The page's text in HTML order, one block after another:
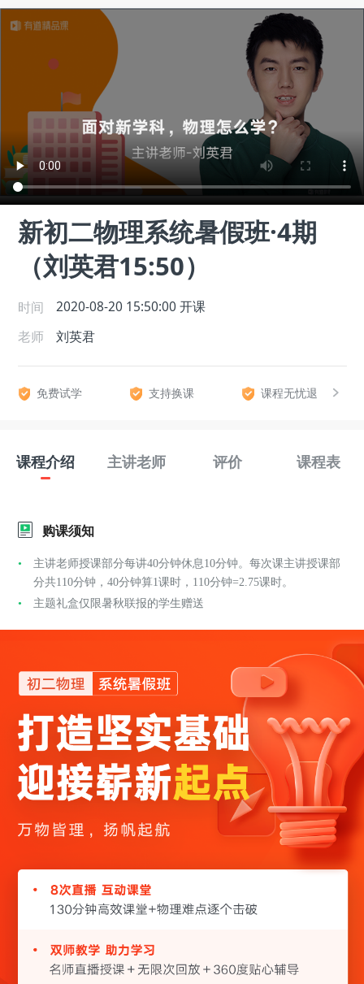
新初二物理系统暑假班·4期
（刘英君15:50）
时间 2020-08-20 15:50:00 开课
老师
刘英君
免费试学 支持换课 课程无忧退
课程介绍 主讲老师 评价 课程表
购课须知
主讲老师授课部分每讲40分钟休息10分钟。每次课主讲授课部
分共110分钟，40分钟算1课时，110分钟=2.75课时。
主题礼盒仅限暑秋联报的学生赠送